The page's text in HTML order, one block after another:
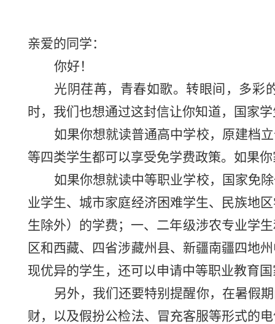
亲爱的同学：
你好！
光阴荏苒，青春如歌。转眼间，多彩
时，我们也想通过这封信让你知道，国家
如果你想就读普通高中学校，原建档
等四类学生都可以享受免学费政策。 如果你
如果你想就读中等职业学校，
国家免
业学生、城市家庭经济困难学生、民族地
生除外） 的学费；一、二年级涉农专业学
区和西藏、四省涉藏州县、新疆南疆四地
现优异的学生，还可以申请中等职业教育
另外，我们还要特别提醒你，在暑假
财，以及假扮公检法、冒充客服等形式的